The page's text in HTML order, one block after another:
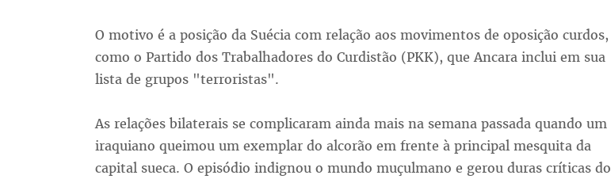
O motivo é a posição da Suécia com relação aos movimentos de oposição curdos,
como o Partido dos Trabalhadores do Curdistão (PKK), que Ancara inclui em sua
lista de grupos "terroristas".
As relações bilaterais se complicaram ainda mais na semana passada quando um
iraquiano queimou um exemplar do alcorão em frente à principal mesquita da
capital sueca. O episódio indignou o mundo muçulmano e gerou duras críticas do